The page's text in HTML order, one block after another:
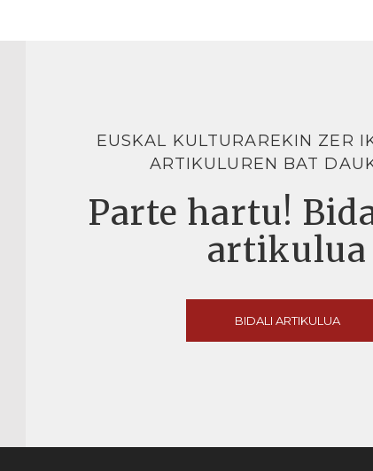
EUSKAL KULTURAREKIN ZER
ARTIKULUREN BAT
Parte hartu!
artikulua
BIDALI ARTIKULUA